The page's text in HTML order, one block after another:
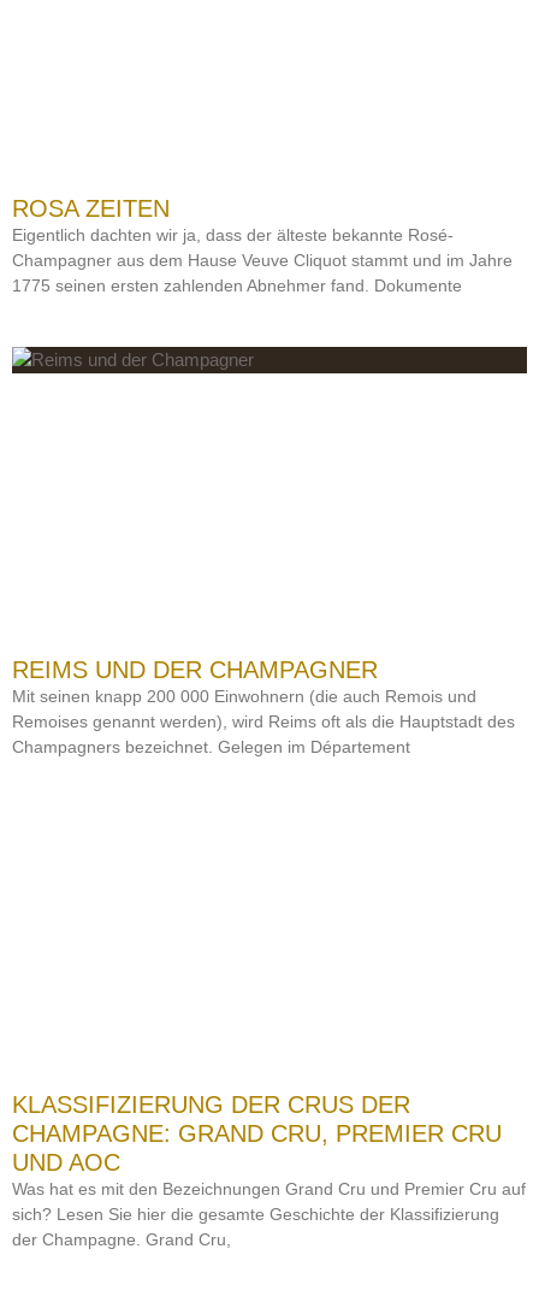
ROSA ZEITEN
Eigentlich dachten wir ja, dass der älteste bekannte Rosé-
Champagner aus dem Hause Veuve Cliquot stammt und im Jahre
1775 seinen ersten zahlenden Abnehmer fand. Dokumente
REIMS UND DER CHAMPAGNER
Mit seinen knapp 200 000 Einwohnern (die auch Remois und
Remoises genannt werden), wird Reims oft als die Hauptstadt des
Champagners bezeichnet. Gelegen im Département
KLASSIFIZIERUNG DER CRUS DER
CHAMPAGNE: GRAND CRU, PREMIER CRU
UND AOC
Was hat es mit den Bezeichnungen Grand Cru und Premier Cru auf
sich? Lesen Sie hier die gesamte Geschichte der Klassifizierung
der Champagne. Grand Cru,